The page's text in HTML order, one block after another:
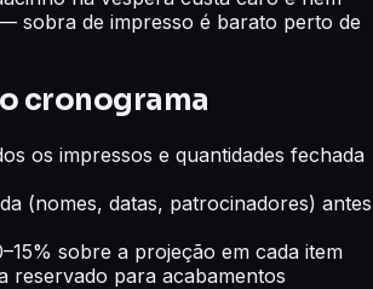
sobra de impresso é barato perto de
cronograma
os impressos e quantidades fechada
(nomes, datas, patrocinadores) antes
sobre a projeção em cada item
reservado para acabamentos